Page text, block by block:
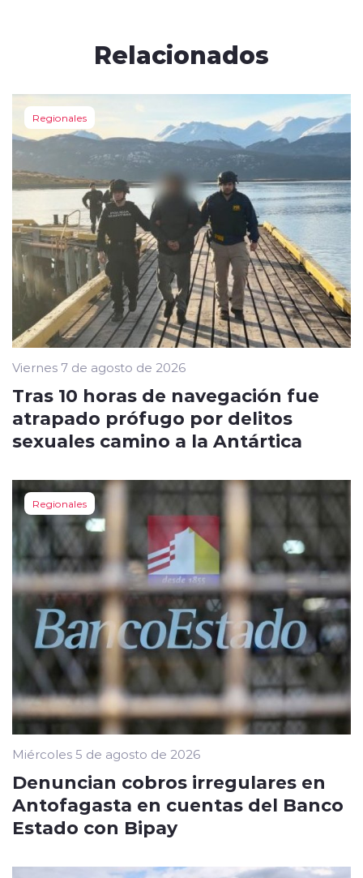
Relacionados
Regionales
Viernes 7 de agosto de 2026
Tras 10 horas de navegación fue
atrapado prófugo por delitos
sexuales camino a la Antártica
Regionales
Miércoles 5 de agosto de 2026
Denuncian cobros irregulares en
Antofagasta en cuentas del Banco
Estado con Bipay